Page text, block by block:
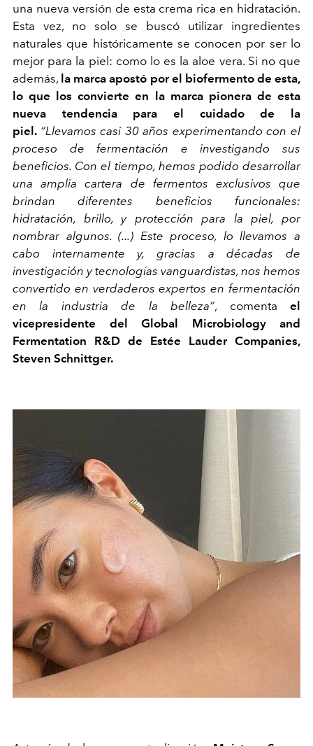
una nueva versión de esta crema rica en hidratación.
Esta vez, no solo se buscó utilizar ingredientes
naturales que históricamente se conocen por ser lo
mejor para la piel: como lo es la aloe vera. Si no que
además, la marca apostó por el biofermento de esta,
lo que los convierte en la marca pionera de esta
nueva tendencia para el cuidado de la
piel. “Llevamos casi 30 años experimentando con el
proceso de fermentación e investigando sus
beneficios. Con el tiempo, hemos podido desarrollar
una amplia cartera de fermentos exclusivos que
brindan diferentes beneficios funcionales:
hidratación, brillo, y protección para la piel, por
nombrar algunos. (...) Este proceso, lo llevamos a
cabo internamente y, gracias a décadas de
investigación y tecnologías vanguardistas, nos hemos
convertido en verdaderos expertos en fermentación
en la industria de la belleza”, comentael
vicepresidente del Global Microbiology and
Fermentation R&D de Estée Lauder Companies,
Steven Schnittger.